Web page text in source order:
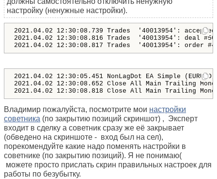
настройку (ненужные настройки).
2021.04.02 12:30:08.739 Trades  '40013954':
2021.04.02 12:30:08.816 Trades  '40013954': deal
2021.04.02 12:30:05.451 NonLagDot EA Simple
2021.04.02 12:30:08.652 Close All Main Trailing
Владимир пожалуйста, посмотрите мои настройки
советника (по закрытию позиций скриншот) , Эксперт
входит в сделку а советник сразу же её закрывает
(обведено на скриншоте - вход был на сел),
порекомендуйте какие надо поменять настройки в
советнике (по закрытию позиций). Я не понимаю(
можете просто прислать скрин правильных настроек для
работы по безубытку.